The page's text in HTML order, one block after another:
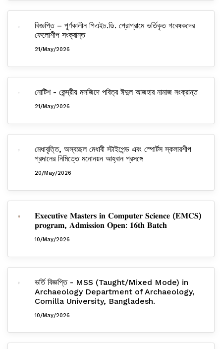
বিজ্ঞপ্তি – পূর্ণকালীন পিএইচ.ডি. প্রোগ্রামে ভর্তিকৃত গবেষকদের
ফেলোশীপ সংক্রান্ত
21/May/2026
নোটিশ - কেন্দ্রীয় মসজিদে পবিত্র ঈদুল আজহার নামাজ সংক্রান্ত
21/May/2026
মেধাবৃত্তি, অস্বচ্ছল মেধাবী স্টাইপেন্ড এবং স্পোর্টস স্কলারশীপ
প্রদানের নিমিত্তে মনোনয়ন আহ্বান প্রসঙ্গে
20/May/2026
𝐄𝐱𝐞𝐜𝐮𝐭𝐢𝐯𝐞 𝐌𝐚𝐬𝐭𝐞𝐫𝐬 𝐢𝐧 𝐂𝐨𝐦𝐩𝐮𝐭𝐞𝐫 𝐒𝐜𝐢𝐞𝐧𝐜𝐞 (𝐄𝐌𝐂𝐒)
𝐩𝐫𝐨𝐠𝐫𝐚𝐦, 𝐀𝐝𝐦𝐢𝐬𝐬𝐢𝐨𝐧 𝐎𝐩𝐞𝐧: 𝟏𝟔𝐭𝐡 𝐁𝐚𝐭𝐜𝐡⁣
10/May/2026
ভর্তি বিজ্ঞপ্তি - MSS (Taught/Mixed Mode) in
Archaeology Department of Archaeology,
Comilla University, Bangladesh.
10/May/2026